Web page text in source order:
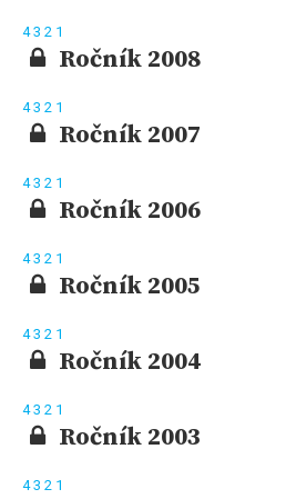
43 2 1
Ročník 2008
43 2 1
Ročník 2007
43 2 1
Ročník 2006
43 2 1
Ročník 2005
43 2 1
Ročník 2004
43 2 1
Ročník 2003
43 2 1